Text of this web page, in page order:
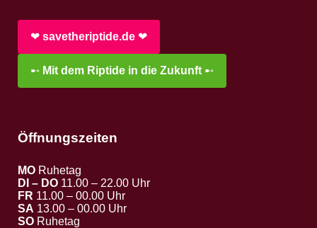
❤︎ savetheriptide.de ❤︎
➸ Mit dem Riptide in die Zukunft ➸
Öffnungszeiten
MO Ruhetag
DI – DO 11.00 – 22.00 Uhr
FR 11.00 – 00.00 Uhr
SA 13.00 – 00.00 Uhr
SO Ruhetag